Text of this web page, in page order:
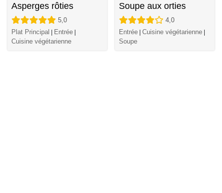
Asperges rôties
5,0
Plat Principal | Entrée |
Cuisine végétarienne
Soupe aux orties
4,0
Entrée | Cuisine végétarienne |
Soupe